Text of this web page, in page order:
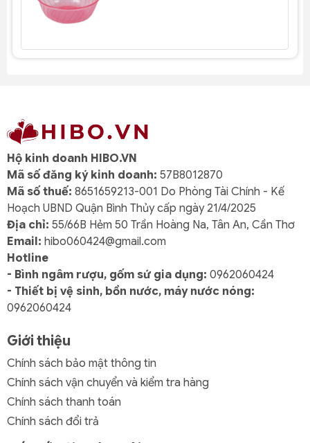
Hộ kinh doanh HIBO.VN
Mã số đăng ký kinh doanh: 57B8012870
Mã số thuế: 8651659213-001 Do Phòng Tài Chính - Kế
Hoạch UBND Quận Bình Thủy cấp ngày 21/4/2025
Địa chỉ: 55/66B Hẻm 50 Trần Hoàng Na, Tân An, Cần Thơ
Email: hibo060424@gmail.com
Hotline
- Bình ngâm rượu, gốm sứ gia dụng: 0962060424
- Thiết bị vệ sinh, bồn nước, máy nước nóng:
0962060424
Giới thiệu
Chính sách bảo mật thông tin
Chính sách vận chuyển và kiểm tra hàng
Chính sách thanh toán
Chính sách đổi trả